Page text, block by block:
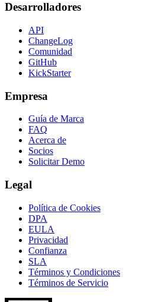
Desarrolladores
API
ChangeLog
Comunidad
GitHub
KickStarter
Empresa
Guía de Marca
FAQ
Acerca de
Socios
Solicitar Demo
Legal
Política de Cookies
DPA
EULA
Privacidad
Confianza
SLA
Términos y Condiciones
Términos de Servicio